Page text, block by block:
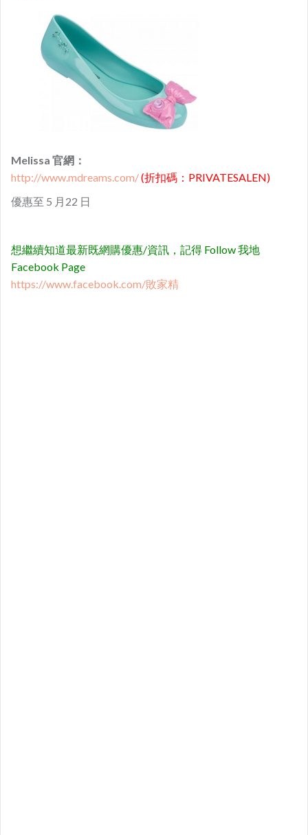
Melissa 官網：
http://www.mdreams.com/(折扣碼：PRIVATESALEN)
優惠至 5 月22 日
想繼續知道最新既網購優惠/資訊，記得 Follow 我地
Facebook Page
https://www.facebook.com/敗家精